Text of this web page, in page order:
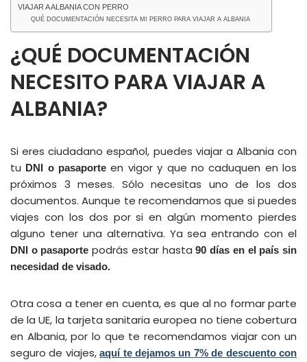
VIAJAR A ALBANIA CON PERRO
QUÉ DOCUMENTACIÓN NECESITA MI PERRO PARA VIAJAR A ALBANIA
¿QUÉ DOCUMENTACIÓN
NECESITO PARA VIAJAR A
ALBANIA?
Si eres ciudadano español, puedes viajar a Albania con
tu DNI o pasaporte en vigor y que no caduquen en los
próximos 3 meses. Sólo necesitas uno de los dos
documentos. Aunque te recomendamos que si puedes
viajes con los dos por si en algún momento pierdes
alguno tener una alternativa. Ya sea entrando con el
DNI o pasaporte podrás estar hasta90 días en el país sin
necesidad de visado.
Otra cosa a tener en cuenta, es que al no formar parte
de la UE, la tarjeta sanitaria europea no tiene cobertura
en Albania, por lo que te recomendamos viajar con un
seguro de viajes,aquí te dejamos un 7% de descuento con